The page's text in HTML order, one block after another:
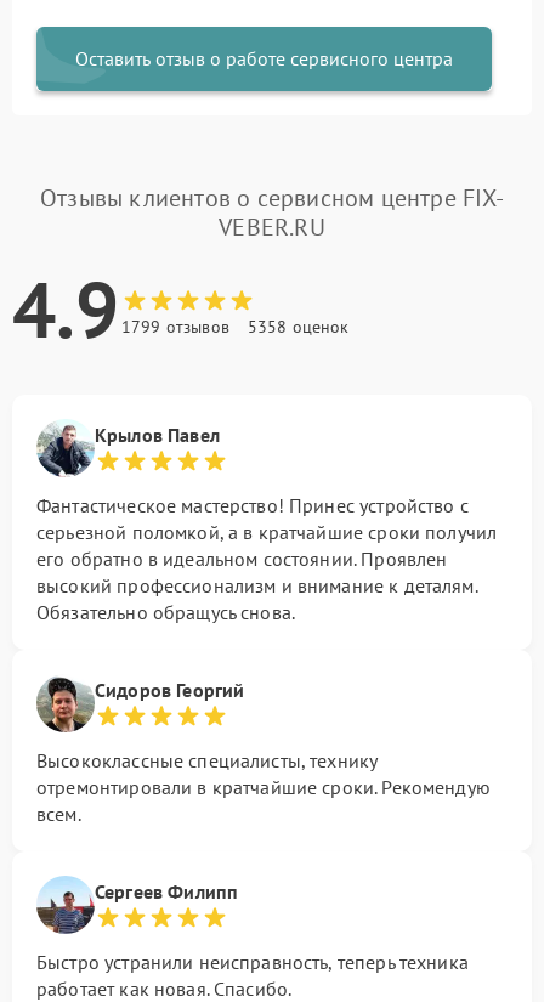
Оставить отзыв о работе сервисного центра
Отзывы клиентов о сервисном центре FIX-
VEBER.RU
4.9 1799 отзывов 5358 оценок
Крылов Павел
Фантастическое мастерство! Принес устройство с
серьезной поломкой, а в кратчайшие сроки получил
его обратно в идеальном состоянии. Проявлен
высокий профессионализм и внимание к деталям.
Обязательно обращусь снова.
Сидоров Георгий
Высококлассные специалисты, технику
отремонтировали в кратчайшие сроки. Рекомендую
всем.
Сергеев Филипп
Быстро устранили неисправность, теперь техника
работает как новая. Спасибо.